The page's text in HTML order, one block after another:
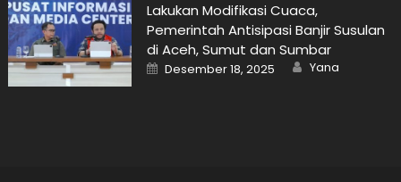
Lakukan Modifikasi Cuaca,
Pemerintah Antisipasi Banjir Susulan
di Aceh, Sumut dan Sumbar
Posted
on
Desember 18, 2025 Author
Yana